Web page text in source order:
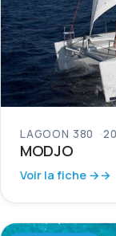
LAGOON 380
MODJO
Voir la fiche →